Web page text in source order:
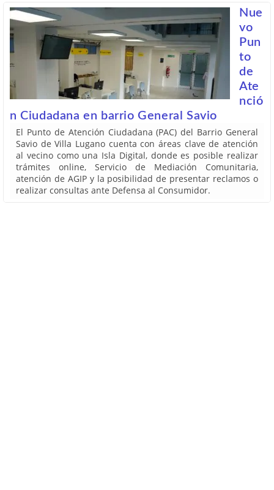
Nue
vo
Pun
to
de
Ate
nció
n Ciudadana en barrio General Savio
El Punto de Atención Ciudadana (PAC) del Barrio General
Savio de Villa Lugano cuenta con áreas clave de atención
al vecino como una Isla Digital, donde es posible realizar
trámites online, Servicio de Mediación Comunitaria,
atención de AGIP y la posibilidad de presentar reclamos o
realizar consultas ante Defensa al Consumidor.